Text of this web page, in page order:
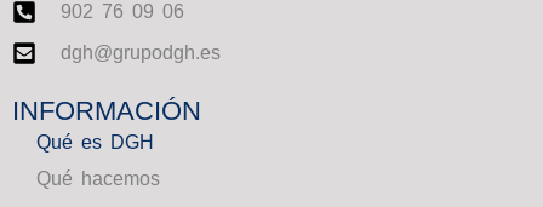
902 76 09 06
dgh@grupodgh.es
INFORMACIÓN
Qué es DGH
Qué hacemos